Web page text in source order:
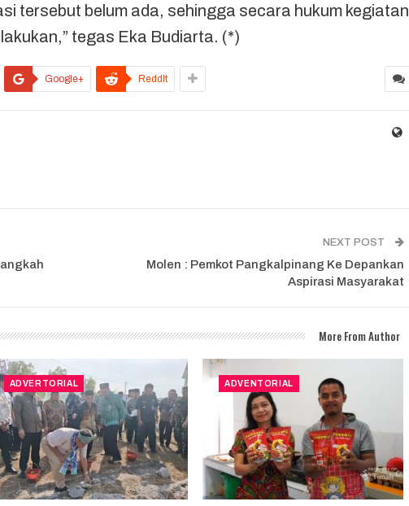
tersebut belum ada, sehingga secara hukum kegiatan
tegas Eka Budiarta. (*)
Google+ ReddIt
NEXT POST
Molen : Pemkot Pangkalpinang Ke Depankan
Aspirasi Masyarakat
More From Author
ADVERTORIAL ADVENTORIAL